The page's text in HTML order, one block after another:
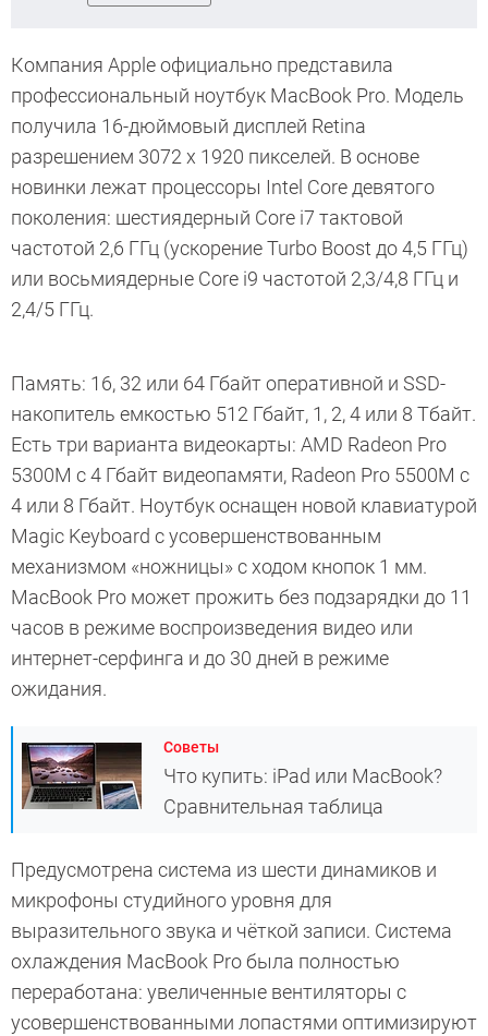
Компания Apple официально представила
профессиональный ноутбук MacBook Pro. Модель
получила 16-дюймовый дисплей Retina
разрешением 3072 х 1920 пикселей. В основе
новинки лежат процессоры Intel Core девятого
поколения: шестиядерный Core i7 тактовой
частотой 2,6 ГГц (ускорение Turbo Boost до 4,5 ГГц)
или восьмиядерные Core i9 частотой 2,3/4,8 ГГц и
2,4/5 ГГц.
Память: 16, 32 или 64 Гбайт оперативной и SSD-
накопитель емкостью 512 Гбайт, 1, 2, 4 или 8 Тбайт.
Есть три варианта видеокарты: AMD Radeon Pro
5300M с 4 Гбайт видеопамяти, Radeon Pro 5500M с
4 или 8 Гбайт. Ноутбук оснащен новой клавиатурой
Magic Keyboard с усовершенствованным
механизмом «ножницы» с ходом кнопок 1 мм.
MacBook Pro может прожить без подзарядки до 11
часов в режиме воспроизведения видео или
интернет-серфинга и до 30 дней в режиме
ожидания.
Советы
Что купить: iPad или MacBook?
Сравнительная таблица
Предусмотрена система из шести динамиков и
микрофоны студийного уровня для
выразительного звука и чёткой записи. Система
охлаждения MacBook Pro была полностью
переработана: увеличенные вентиляторы с
усовершенствованными лопастями оптимизируют